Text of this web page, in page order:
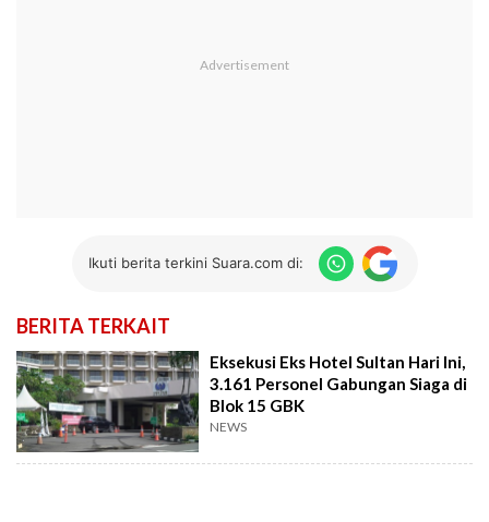
Ikuti berita terkini Suara.com di:
BERITA TERKAIT
Eksekusi Eks Hotel Sultan Hari Ini,
3.161 Personel Gabungan Siaga di
Blok 15 GBK
NEWS